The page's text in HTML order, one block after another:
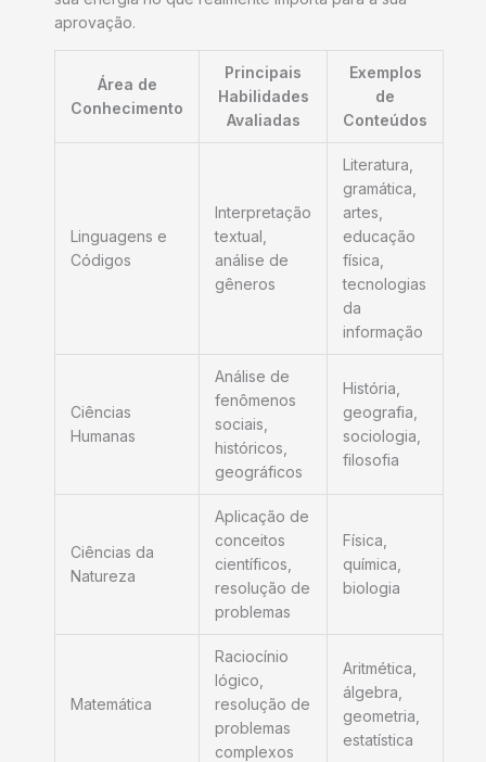
aprovação.
Área de
Conhecimento
Principais
Habilidades
Avaliadas
Exemplos
de
Conteúdos
Linguagens e
Códigos
Interpretação
textual,
análise de
gêneros
Literatura,
gramática,
artes,
educação
física,
tecnologias
da
informação
Ciências
Humanas
Análise de
fenômenos
sociais,
históricos,
geográficos
História,
geografia,
sociologia,
filosofia
Ciências da
Natureza
Aplicação de
conceitos
científicos,
resolução de
problemas
Física,
química,
biologia
Matemática
Raciocínio
lógico,
resolução de
problemas
complexos
Aritmética,
álgebra,
geometria,
estatística